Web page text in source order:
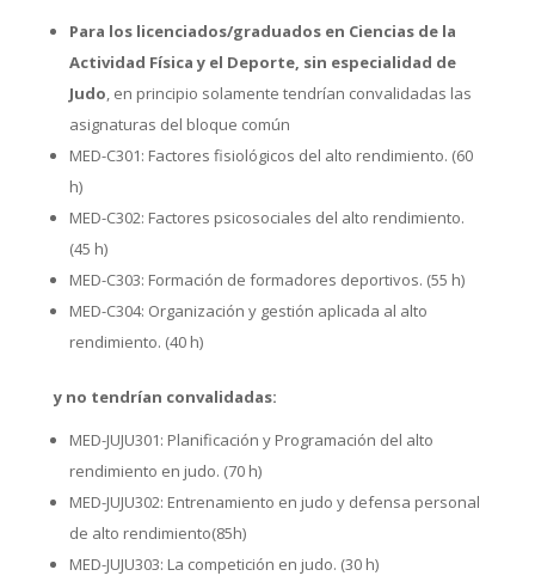
Para los licenciados/graduados en Ciencias de la
Actividad Física y el Deporte, sin especialidad de
Judo , en principio solamente tendrían convalidadas las
asignaturas del bloque común
MED-C301: Factores fisiológicos del alto rendimiento. (60
h)
MED-C302: Factores psicosociales del alto rendimiento.
(45 h)
MED-C303: Formación de formadores deportivos. (55 h)
MED-C304: Organización y gestión aplicada al alto
rendimiento. (40 h)
y no tendrían convalidadas:
MED-JUJU301: Planificación y Programación del alto
rendimiento en judo. (70 h)
MED-JUJU302: Entrenamiento en judo y defensa personal
de alto rendimiento(85h)
MED-JUJU303: La competición en judo. (30 h)